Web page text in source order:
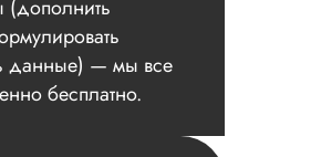
(дополнить
данные) — мы все
бесплатно.